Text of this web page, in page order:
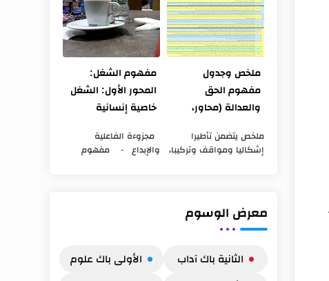
الدرس مجزوءة
السياسة تقديم عام
لمجزوءة السيا...
الثلاثة للمفهوم،
وأطروحات ومواقف ال...
ملخص وجدول
مفهوم الحق
والعدالة (محاور،
ومواقف)
ملخص يتضمن تأطيرا
إشكاليا ومواقف وتركيبا،
المحاور الثلاثة للمفهوم،
وأطروحات ومواق...
مفهوم الشغل:
المحور الأول: الشغل
خاصية إنسانية
مجزوءة الفاعلية
والإبداع - مفهوم
معرض الوسوم
الثانية باك آداب الأولى باك علوم